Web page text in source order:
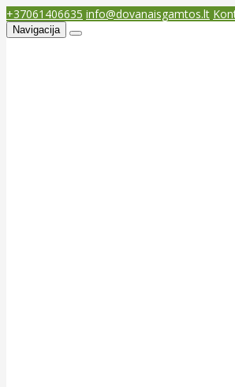
+37061406635 info@dovanaisgamtos.lt
Navigacija